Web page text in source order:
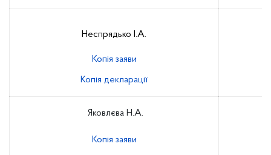
Неспрядько І.А.
Копія заяви
Копія декларації
Яковлєва Н.А.
Копія заяви